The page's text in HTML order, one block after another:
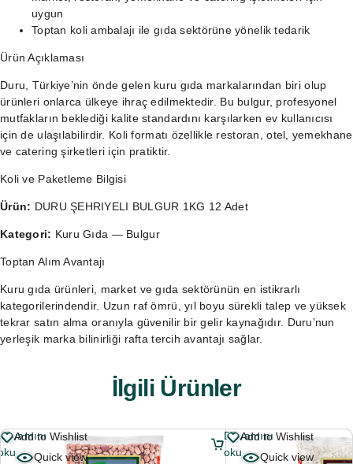
uygun
Toptan koli ambalajı ile gıda sektörüne yönelik tedarik
Ürün Açıklaması
Duru, Türkiye’nin önde gelen kuru gıda markalarından biri olup
ürünleri onlarca ülkeye ihraç edilmektedir. Bu bulgur, profesyonel
mutfakların beklediği kalite standardını karşılarken ev kullanıcısı
için de ulaşılabilirdir. Koli formatı özellikle restoran, otel, yemekhane
ve catering şirketleri için pratiktir.
Koli ve Paketleme Bilgisi
Ürün: DURU ŞEHRIYELI BULGUR 1KG 12 Adet
Kategori: Kuru Gıda — Bulgur
Toptan Alım Avantajı
Kuru gıda ürünleri, market ve gıda sektörünün en istikrarlı
kategorilerindendir. Uzun raf ömrü, yıl boyu sürekli talep ve yüksek
tekrar satın alma oranıyla güvenilir bir gelir kaynağıdır. Duru’nun
yerleşik marka bilinirliği rafta tercih avantajı sağlar.
İlgili Ürünler
Add to Wishlist
Quick view
Add to Wishlist
Quick view
Devamını
oku